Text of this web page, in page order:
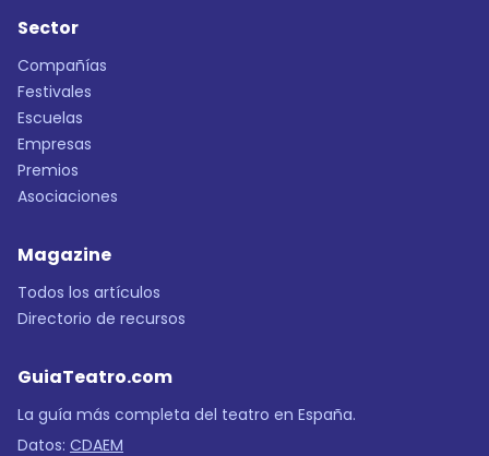
Sector
Compañías
Festivales
Escuelas
Empresas
Premios
Asociaciones
Magazine
Todos los artículos
Directorio de recursos
GuiaTeatro.com
La guía más completa del teatro en España.
Datos: CDAEM